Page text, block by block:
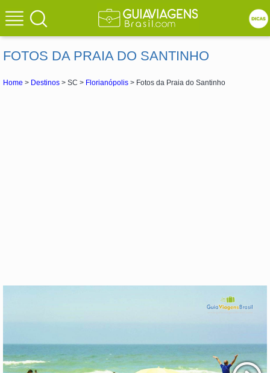
FOTOS DA PRAIA DO SANTINHO
Home > Destinos > SC > Florianópolis > Fotos da Praia do Santinho